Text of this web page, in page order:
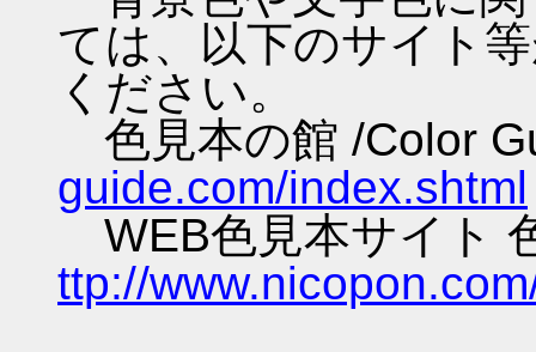
ては、以下のサイト
ください。
色見本の館 /Color
guide.com/index.shtml
WEB色見本サイト
ttp://